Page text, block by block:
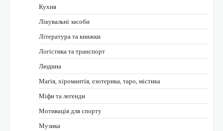
Кухня
Лікувальні засоби
Література та книжки
Логістика та транспорт
Людина
Магія, хіромантія, езотерика, таро, містика
Міфи та легенди
Мотивація для спорту
Музика